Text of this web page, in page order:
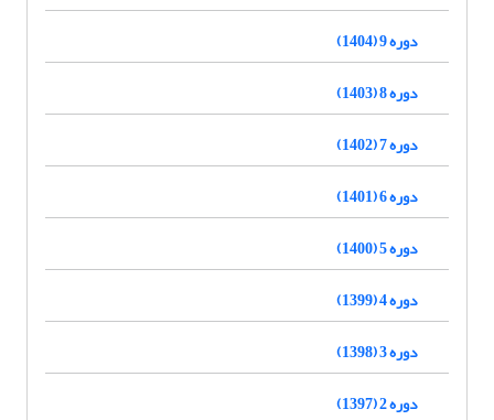
دوره 9 (1404)
دوره 8 (1403)
دوره 7 (1402)
دوره 6 (1401)
دوره 5 (1400)
دوره 4 (1399)
دوره 3 (1398)
دوره 2 (1397)